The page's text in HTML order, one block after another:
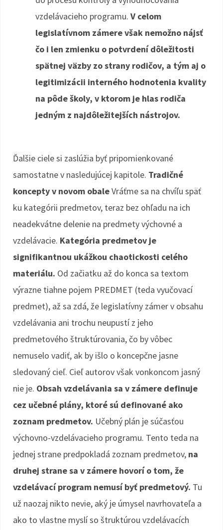
vzdelávacieho programu. V celom
legislatívnom zámere však nemožno nájsť
čo i len zmienku o potvrdení dôležitosti
spätnej väzby zo strany rodičov, a tým aj o
legitimizácii interného hodnotenia kvality
na pôde školy, v ktorom je hlas rodiča
jedným z najdôležitejších nástrojov.
Ďalšie ciele si zaslúžia byť pripomienkované
samostatne v nasledujúcej kapitole. Tradičné
koncepty v novom obaleVráťme sa na chvíľu späť
ku kategórii predmetov, teraz bez ohľadu na ich
neadekvátne delenie na predmety výchovné a
vzdelávacie. Kategória predmetov je
signifikantnou ukážkou chaotickosti celého
materiálu. Od začiatku až do konca sa textom
výrazne tiahne pojem PREDMET (teda vyučovací
predmet), až sa zdá, že legislatívny zámer v obsahu
vzdelávania ani trochu neupustí z jeho
predmetového štruktúrovania, čo by vôbec
nemuselo vadiť, ak by išlo o koncepčne jasne
sledovaný cieľ. Cieľ autorov však vonkoncom jasný
nie je. Obsah vzdelávania sa v zámere definuje
cez učebné plány, ktoré sú definované ako
zoznam predmetov. Učebný plán je súčasťou
výchovno-vzdelávacieho programu. Tento teda na
jednej strane predpokladá zoznam predmetov, na
druhej strane sa v zámere hovorí o tom, že
vzdelávací program nemusí byť predmetový. Tu
už naozaj nikto nevie, aký je úmysel navrhovateľa a
ako to vlastne myslí so štruktúrou vzdelávacích